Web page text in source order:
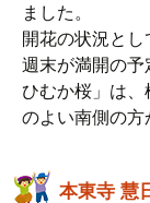
ました。
開花の状況と
週末が満開の予
ひむか桜」は、
のよい南側の方
本東寺 慧